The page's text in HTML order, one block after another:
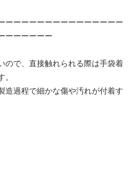
ーーーーーーーーーーーーーーー
ーーーーーー
ので、直接触れられる際は手袋着
。
造過程で細かな傷や汚れが付着す